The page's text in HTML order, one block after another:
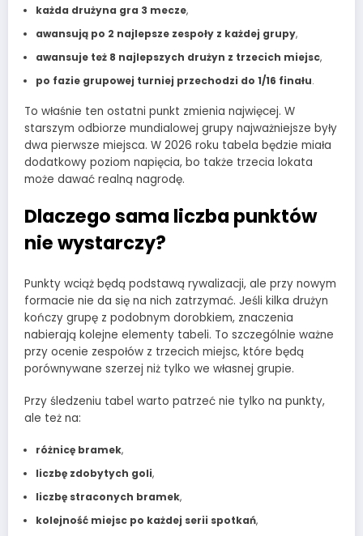
każda drużyna gra 3 mecze,
awansują po 2 najlepsze zespoły z każdej grupy,
awansuje też 8 najlepszych drużyn z trzecich miejsc,
po fazie grupowej turniej przechodzi do 1/16 finału.
To właśnie ten ostatni punkt zmienia najwięcej. W
starszym odbiorze mundialowej grupy najważniejsze były
dwa pierwsze miejsca. W 2026 roku tabela będzie miała
dodatkowy poziom napięcia, bo także trzecia lokata
może dawać realną nagrodę.
Dlaczego sama liczba punktów
nie wystarczy?
Punkty wciąż będą podstawą rywalizacji, ale przy nowym
formacie nie da się na nich zatrzymać. Jeśli kilka drużyn
kończy grupę z podobnym dorobkiem, znaczenia
nabierają kolejne elementy tabeli. To szczególnie ważne
przy ocenie zespołów z trzecich miejsc, które będą
porównywane szerzej niż tylko we własnej grupie.
Przy śledzeniu tabel warto patrzeć nie tylko na punkty,
ale też na:
różnicę bramek,
liczbę zdobytych goli,
liczbę straconych bramek,
kolejność miejsc po każdej serii spotkań,